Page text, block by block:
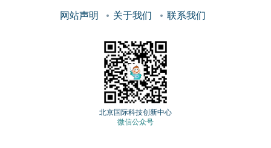
4.工业设计服务
的设计与选择；对产品进行的综合设计服务，即产品
外观的设计、机械结构和电路设计等服务。
5.知识产权跨境许可与转让
以专利、版权、商标等为载体的技术贸易。知识产权
跨境许可是指授权境外机构有偿使用专利、版权和商
网站声明 关于我们 联系我们
北京国际科技创新中心
微信公众号